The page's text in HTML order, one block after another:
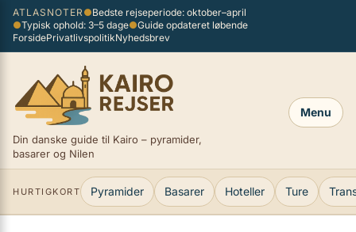
Spring
indhold
ATLASNOTER ●Bedste rejseperiode: oktober–april
●Typisk ophold: 3–5 dage●Guide opdateret løbende
ForsidePrivatlivspolitikNyhedsbrev
Din danske guide til Kairo – pyramider,
basarer og Nilen
Menu
HURTIGKORT Pyramider Basarer Hoteller Ture